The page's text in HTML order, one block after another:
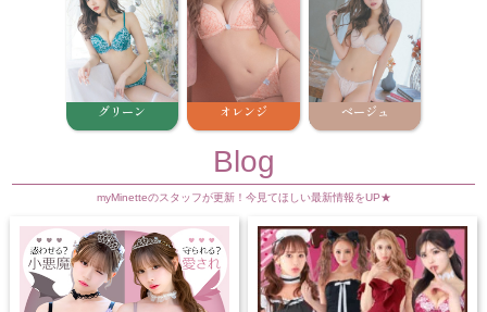
グリーン オレンジ ベージュ
Blog
myMinetteのスタッフが更新！今見てほしい最新情報をUP★